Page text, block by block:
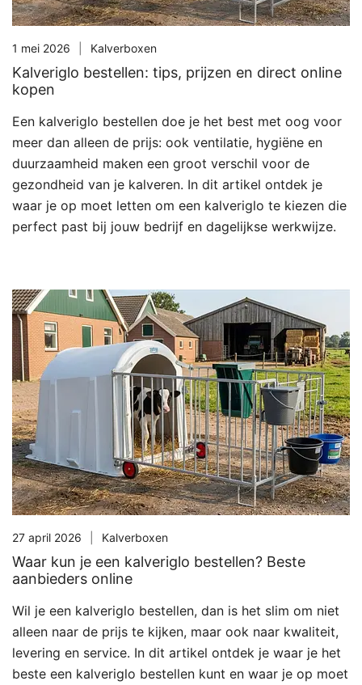
1 mei 2026 Kalverboxen
Kalveriglo bestellen: tips, prijzen en direct online
kopen
Een kalveriglo bestellen doe je het best met oog voor
meer dan alleen de prijs: ook ventilatie, hygiëne en
duurzaamheid maken een groot verschil voor de
gezondheid van je kalveren. In dit artikel ontdek je
waar je op moet letten om een kalveriglo te kiezen die
perfect past bij jouw bedrijf en dagelijkse werkwijze.
27 april 2026 Kalverboxen
Waar kun je een kalveriglo bestellen? Beste
aanbieders online
Wil je een kalveriglo bestellen, dan is het slim om niet
alleen naar de prijs te kijken, maar ook naar kwaliteit,
levering en service. In dit artikel ontdek je waar je het
beste een kalveriglo bestellen kunt en waar je op moet